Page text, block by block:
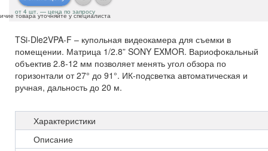
товара уточняйте у специалиста
от 4 шт. — цена по запросу
TSi-Dle2VPA-F – купольная видеокамера для съемки в
помещении. Матрица 1/2.8” SONY EXMOR. Вариофокальный
объектив 2.8-12 мм позволяет менять угол обзора по
горизонтали от 27° до 91°. ИК-подсветка автоматическая и
ручная, дальность до 20 м.
Характеристики
Описание